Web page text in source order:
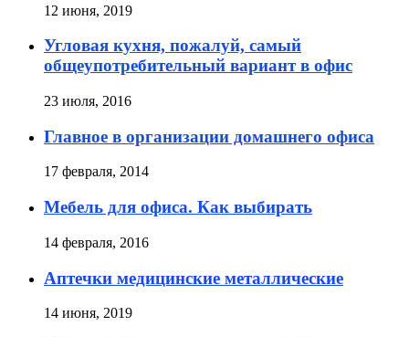
12 июня, 2019
Угловая кухня, пожалуй, самый
общеупотребительный вариант в офис
23 июля, 2016
Главное в организации домашнего офиса
17 февраля, 2014
Мебель для офиса. Как выбирать
14 февраля, 2016
Аптечки медицинские металлические
14 июня, 2019